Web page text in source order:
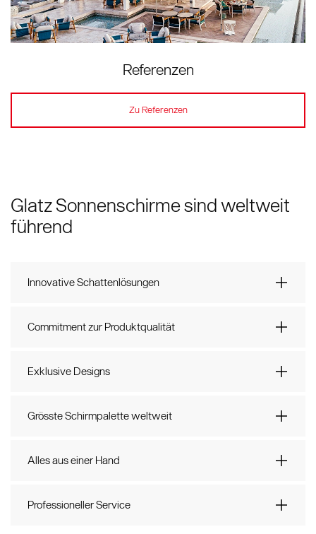
Zu Referenzen
Referenzen
Glatz Sonnenschirme sind weltweit
führend
Innovative Schattenlösungen
Commitment zur Produktqualität
Exklusive Designs
Grösste Schirmpalette weltweit
Alles aus einer Hand
Professioneller Service